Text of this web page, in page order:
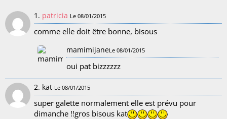
1. patricia Le 08/01/2015
comme elle doit être bonne, bisous
mamimijaneLe 08/01/2015
oui pat bizzzzzz
2. kat Le 08/01/2015
super galette normalement elle est prévu pour
dimanche !!gros bisous kat